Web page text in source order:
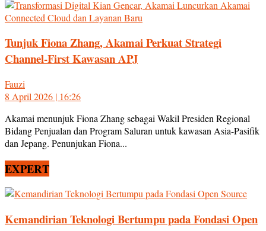
Tunjuk Fiona Zhang, Akamai Perkuat Strategi
Channel-First Kawasan APJ
Fauzi
8 April 2026 | 16:26
Akamai menunjuk Fiona Zhang sebagai Wakil Presiden Regional
Bidang Penjualan dan Program Saluran untuk kawasan Asia-Pasifik
dan Jepang. Penunjukan Fiona...
EXPERT
Kemandirian Teknologi Bertumpu pada Fondasi Open